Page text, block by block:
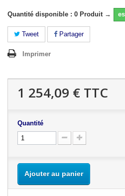
Quantité disponible : 0 Produit →
Tweet Partager
Imprimer
1 254,09 € TTC
Quantité
Ajouter au panier